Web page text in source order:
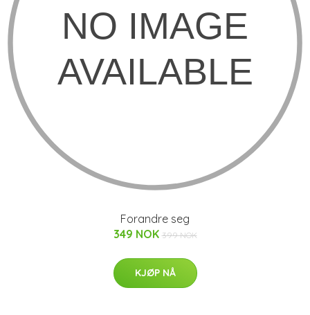
Forandre seg
349 NOK 399 NOK
KJØP NÅ